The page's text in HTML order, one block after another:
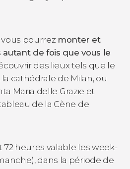
pourrez monter et
de fois que vous le
des lieux tels que le
cathédrale de Milan, ou
Maria delle Grazie et
de la Cène de
heures valable les week-
dans la période de